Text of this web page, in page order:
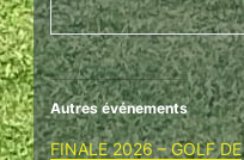
Autres événements
FINALE 2026 – GOLF DE